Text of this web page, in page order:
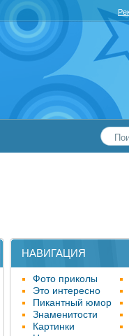
НАВИГАЦИЯ
Фото приколы
Это интересно
Пикантный юмор
Знаменитости
Картинки